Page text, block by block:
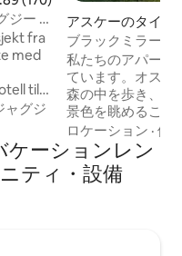
ジー -
fra
med
til
dele
ャグジ
アスケーのタイニ
ブラックミラー（
私たちのアパート
ています。オスロ
森の中を歩き、2
景色を眺めることがで
散歩し、キャン
ベキューをし、夜
クスして、思い
ください。 私たちは以下を提供していま
ロケーション ·価
ケーションレン
ティ・設備